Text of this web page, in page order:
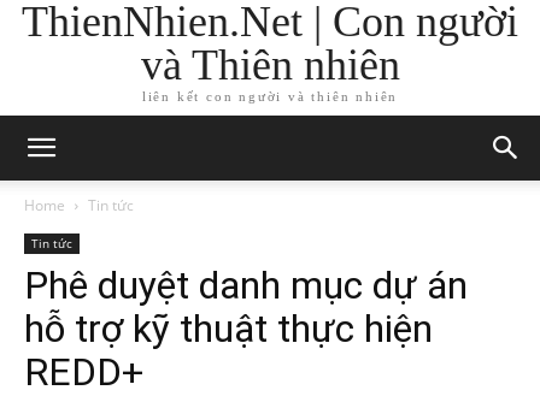
ThienNhien.Net | Con người
và Thiên nhiên
liên kết con người và thiên nhiên
Home Tin tức
Tin tức
Phê duyệt danh mục dự án
hỗ trợ kỹ thuật thực hiện
REDD+